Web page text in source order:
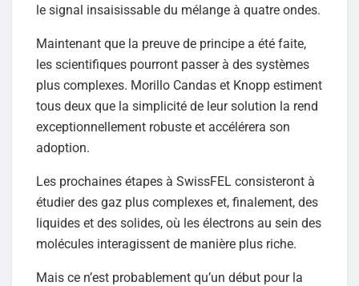
le signal insaisissable du mélange à quatre ondes.
Maintenant que la preuve de principe a été faite,
les scientifiques pourront passer à des systèmes
plus complexes. Morillo Candas et Knopp estiment
tous deux que la simplicité de leur solution la rend
exceptionnellement robuste et accélérera son
adoption.
Les prochaines étapes à SwissFEL consisteront à
étudier des gaz plus complexes et, finalement, des
liquides et des solides, où les électrons au sein des
molécules interagissent de manière plus riche.
Mais ce n’est probablement qu’un début pour la